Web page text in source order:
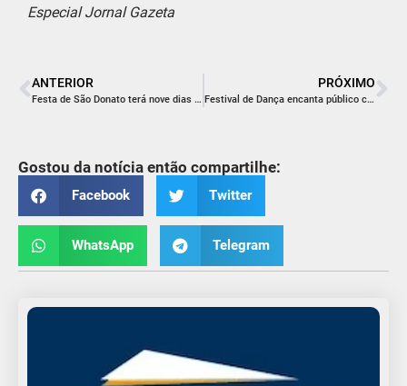
Especial Jornal Gazeta
ANTERIOR
Festa de São Donato terá nove dias de celebração
PRÓXIMO
Festival de Dança encanta público com clássicos da literatura
Gostou da notícia então compartilhe:
Facebook Twitter
WhatsApp Telegram